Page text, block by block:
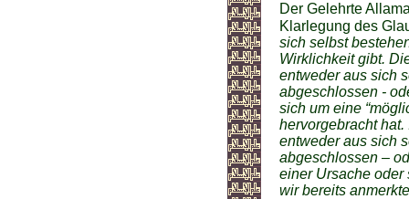
Der Gelehrte
Klarlegung des
sich selbst
Wirklichkeit gibt.
entweder aus sich
abgeschlossen -
sich um eine
hervorgebracht
entweder aus sich
abgeschlossen –
einer Ursache oder
wir bereits